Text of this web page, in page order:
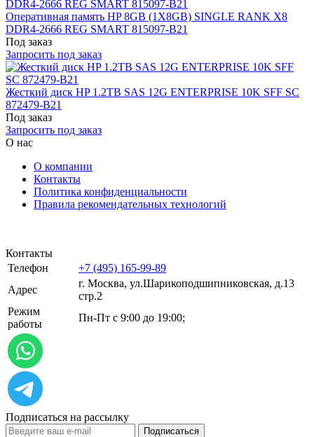
Оперативная память HP 8GB (1X8GB) SINGLE RANK X8
DDR4-2666 REG SMART 815097-B21
Под заказ
Запросить под заказ
Жесткий диск HP 1.2TB SAS 12G ENTERPRISE 10K SFF SC
872479-B21
Под заказ
Запросить под заказ
О нас
О компании
Контакты
Политика конфиденциальности
Правила рекомендательных технологий
Контакты
Телефон
+7 (495) 165-99-89
Адрес
г. Москва, ул.​​Шарикоподшипниковская, д.13
стр.2
Режим
работы
Пн-Пт с 9:00 до 19:00;
Подписаться на рассылку
Подписаться